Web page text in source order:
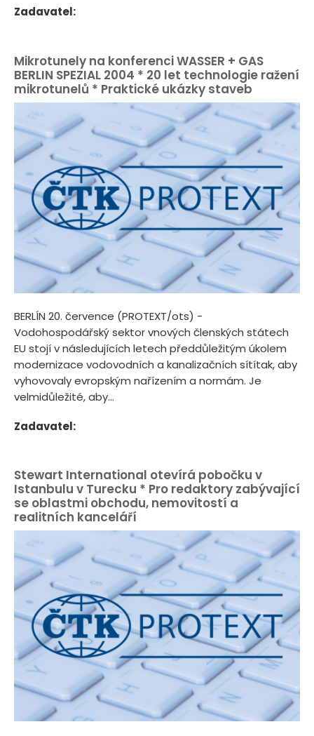
Zadavatel:
Mikrotunely na konferenci WASSER + GAS
BERLIN SPEZIAL 2004 * 20 let technologie ražení
mikrotunelů * Praktické ukázky staveb
BERLÍN 20. července (PROTEXT/ots) -
Vodohospodářský sektor vnových členských státech
EU stojí v následujících letech předdůležitým úkolem
modernizace vodovodních a kanalizačních sítítak, aby
vyhovovaly evropským nařízením a normám. Je
velmidůležité, aby...
Zadavatel:
Stewart International otevírá pobočku v
Istanbulu v Turecku * Pro redaktory zabývající
se oblastmi obchodu, nemovitostí a
realitních kanceláří